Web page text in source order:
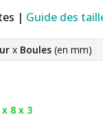
| Guide des
x Boules (en mm)
x 8 x 3